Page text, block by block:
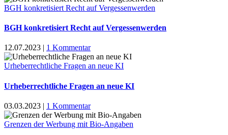
BGH konkretisiert Recht auf Vergessenwerden
BGH konkretisiert Recht auf Vergessenwerden
12.07.2023 | 1 Kommentar
Urheberrechtliche Fragen an neue KI
Urheberrechtliche Fragen an neue KI
03.03.2023 | 1 Kommentar
Grenzen der Werbung mit Bio-Angaben